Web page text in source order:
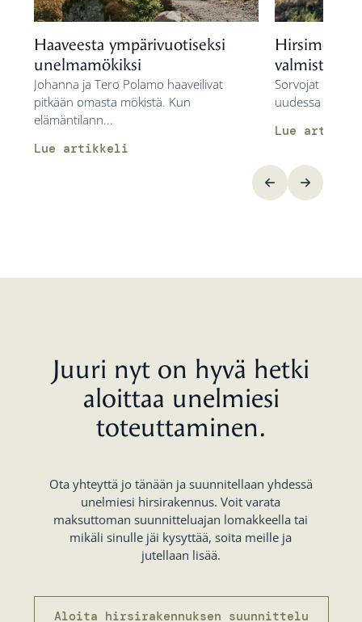
Haaveesta ympärivuotiseksi
unelmamökiksi
Johanna ja Tero Polamo haaveilivat
pitkään omasta mökistä. Kun
elämäntilann...
Lue artikkeli
Hirsimökki
valmista
Sorvojat
uudessa
Lue
Juuri nyt on hyvä hetki
aloittaa unelmiesi
toteuttaminen.
Ota yhteyttä jo tänään ja suunnitellaan yhdessä
unelmiesi hirsirakennus. Voit varata
maksuttoman suunnitteluajan lomakkeella tai
mikäli sinulle jäi kysyttää, soita meille ja
jutellaan lisää.
Aloita hirsirakennuksen suunnittelu